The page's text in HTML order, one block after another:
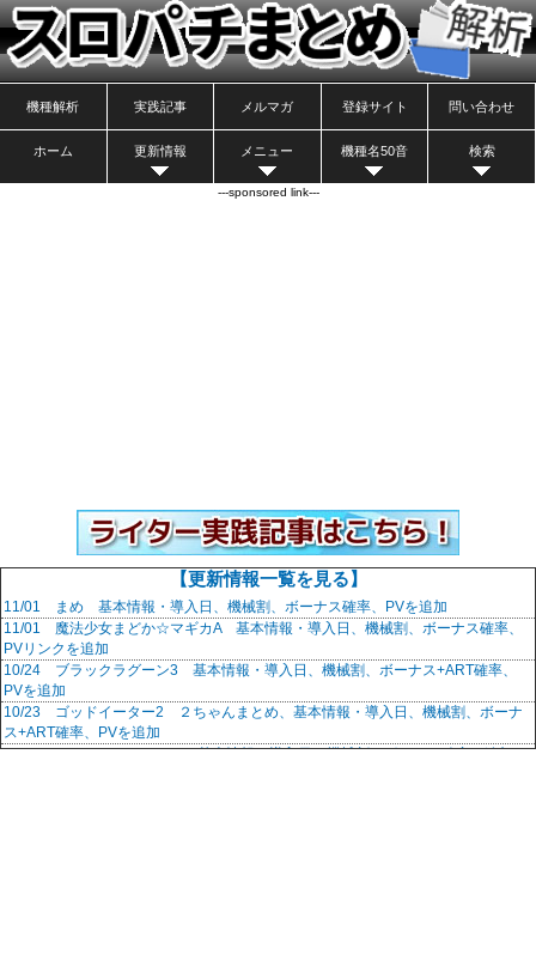
機種解析 実践記事 メルマガ 登録サイト 問い合わせ
ホーム 更新情報 メニュー 機種名50音 検索
---sponsored link---
【更新情報一覧を見る】
11/01 まめ 基本情報・導入日、機械割、ボーナス確率、PVを追加
11/01 魔法少女まどか☆マギカA 基本情報・導入日、機械割、ボーナス確率、
PVリンクを追加
10/24 ブラックラグーン3 基本情報・導入日、機械割、ボーナス+ART確率、
PVを追加
10/23 ゴッドイーター2 ２ちゃんまとめ、基本情報・導入日、機械割、ボーナ
ス+ART確率、PVを追加
10/23 ニューパルサーSP2 基本情報・導入日、機械割、ボーナス確率を追加